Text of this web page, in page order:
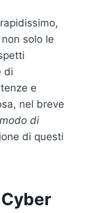
solo le
di
e
nel breve
modo di
di questi